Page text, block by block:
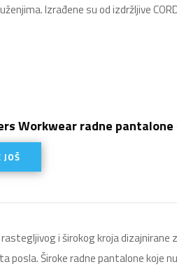
Izrađene su od izdržljive
Workwear radne pantalone
i širokog kroja
posla. Široke radne pantalone koje